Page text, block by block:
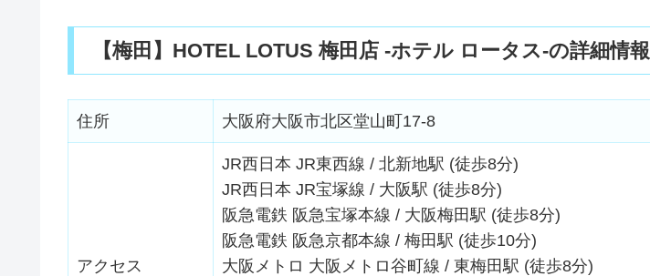
【梅田】HOTEL LOTUS 梅田店 -ホテル ロータス-の詳細情報
住所 大阪府大阪市北区堂山町17-8
アクセス
JR西日本 JR東西線 / 北新地駅 (徒歩8分)
JR西日本 JR宝塚線 / 大阪駅 (徒歩8分)
阪急電鉄 阪急宝塚本線 / 大阪梅田駅 (徒歩8分)
阪急電鉄 阪急京都本線 / 梅田駅 (徒歩10分)
大阪メトロ 大阪メトロ谷町線 / 東梅田駅 (徒歩8分)